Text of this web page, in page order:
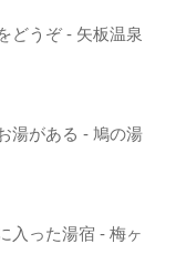
どうぞ - 矢板温泉
湯がある - 鳩の湯
入った湯宿 - 梅ヶ